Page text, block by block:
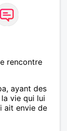
rencontre
ayant des
vie qui lui
ait envie de